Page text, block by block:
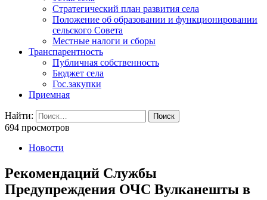
Стратегический план развития села
Положение об образовании и функционировании
сельского Совета
Местные налоги и сборы
Транспарентность
Публичная собственность
Бюджет села
Гос.закупки
Приемная
Найти:
694 просмотров
Новости
Рекомендаций Службы
Предупреждения ОЧС Вулканешты в